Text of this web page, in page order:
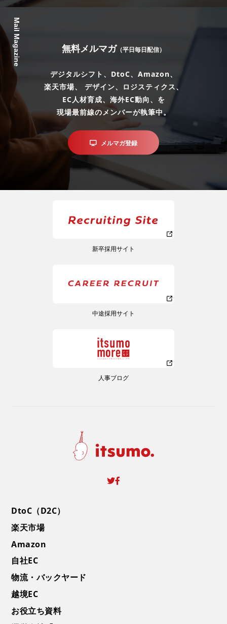
Mail Magazine 無料メルマガ （平日毎日配信）
デジタルシフト、DtoC、Amazon、
楽天市場、 デザイン、ロジスティクス、
EC人材育成、海外EC動向、を
現場最前線のメンバーが執筆中。
メルマガ登録
新卒採用サイト
中途採用サイト
人事ブログ
DtoC（D2C）
楽天市場
Amazon
自社EC
物流・バックヤード
越境EC
お役立ち資料